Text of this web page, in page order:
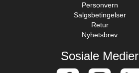
Personvern
Salgsbetingelser
Retur
Nyhetsbrev
Sosiale Medier